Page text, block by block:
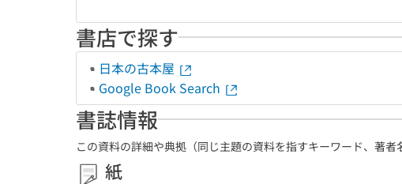
書店で探す
日本の古本屋
Google Book Search
書誌情報
この資料の詳細や典拠（同じ主題の資料を指すキーワード、著者
紙